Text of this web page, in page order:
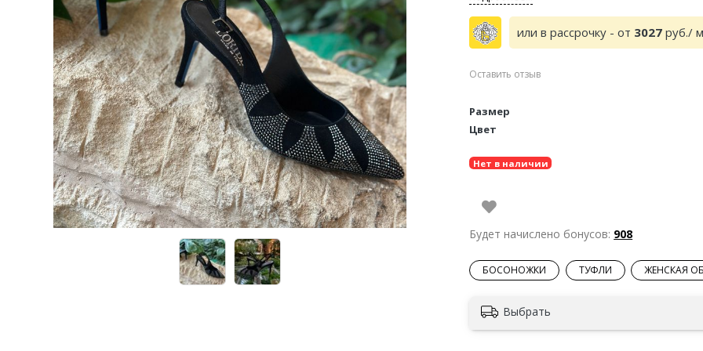
или в рассрочку - от 3027 руб./
Оставить отзыв
Размер
Цвет
Нет в наличии
Будет начислено бонусов: 908
БОСОНОЖКИ ТУФЛИ ЖЕНСКАЯ
Выбрать
Полусапоги
Сапоги
Ботфорты
Женская обувь со скидкой
Казаки